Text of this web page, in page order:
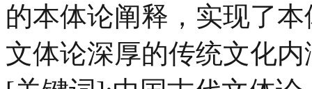
的本体论阐释，实现了
文体论深厚的传统文化内